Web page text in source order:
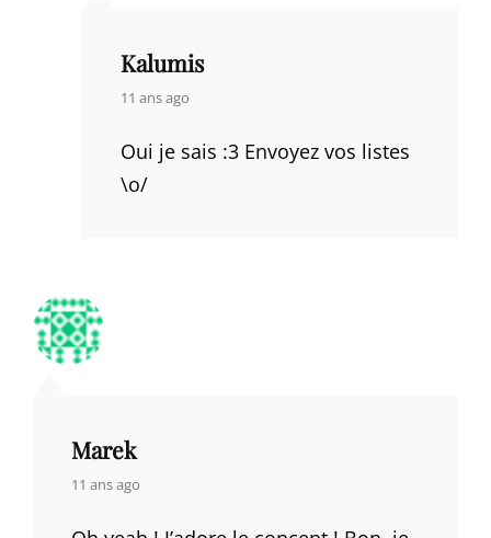
Kalumis
says:
11 ans ago
Oui je sais :3 Envoyez vos listes
\o/
Marek
says:
11 ans ago